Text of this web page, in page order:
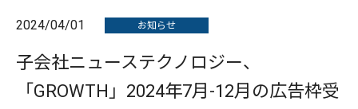
2024/04/01 お知らせ
子会社ニューステクノロジー、
「GROWTH」2024年7月-12月の広告枠受